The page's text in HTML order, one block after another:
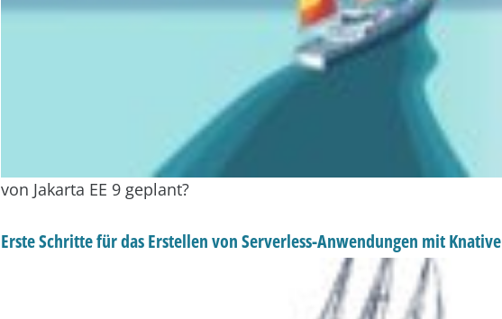
von Jakarta EE 9 geplant?
Erste Schritte für das Erstellen von Serverless-Anwendungen mit Knative